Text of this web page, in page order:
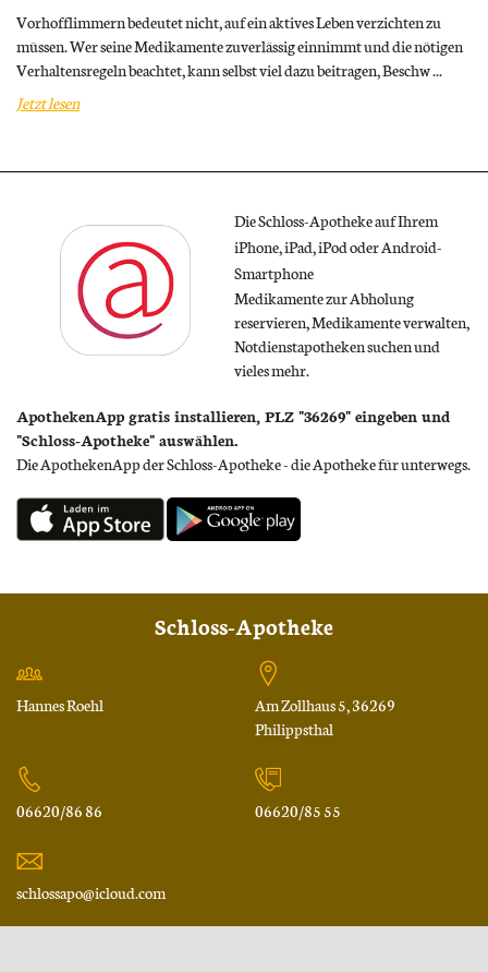
Vorhofflimmern bedeutet nicht, auf ein aktives Leben verzichten zu
müssen. Wer seine Medikamente zuverlässig einnimmt und die nötigen
Verhaltensregeln beachtet, kann selbst viel dazu beitragen, Beschw ...
Jetzt lesen
Die Schloss-Apotheke auf Ihrem
iPhone, iPad, iPod oder Android-
Smartphone
Medikamente zur Abholung
reservieren, Medikamente verwalten,
Notdienstapotheken suchen und
vieles mehr.
ApothekenApp gratis installieren, PLZ "36269" eingeben und
"Schloss-Apotheke" auswählen.
Die ApothekenApp der Schloss-Apotheke - die Apotheke für unterwegs.
Schloss-Apotheke
Hannes Roehl
Am Zollhaus 5, 36269
Philippsthal
06620/86 86 06620/85 55
schlossapo@icloud.com